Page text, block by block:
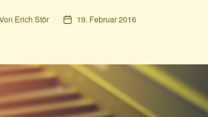
Erich Stör Veröffentlichungsdatum
19. Februar 2016